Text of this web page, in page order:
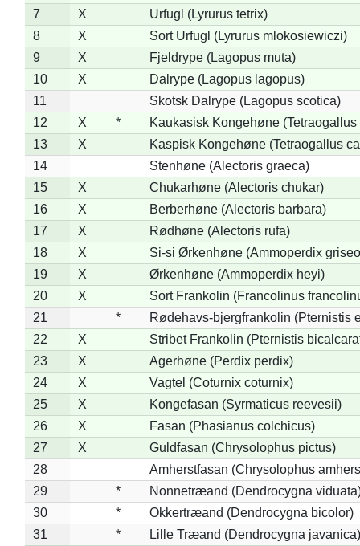
7
X
Urfugl (Lyrurus tetrix)
8
X
Sort Urfugl (Lyrurus mlokosiewiczi)
9
X
Fjeldrype (Lagopus muta)
10
X
Dalrype (Lagopus lagopus)
11
Skotsk Dalrype (Lagopus scotica)
12
X *
Kaukasisk Kongehøne
13
X
Kaspisk Kongehøne (Tetraogallus
14
Stenhøne (Alectoris graeca)
15
X
Chukarhøne (Alectoris chukar)
16
X
Berberhøne (Alectoris barbara)
17
X
Rødhøne (Alectoris rufa)
18
X
Si-si Ørkenhøne (Ammoperdix
19
X
Ørkenhøne (Ammoperdix heyi)
20
X
Sort Frankolin (Francolinus
21
*
Rødehavs-bjergfrankolin (Pternistis
22
X
Stribet Frankolin (Pternistis
23
X
Agerhøne (Perdix perdix)
24
X
Vagtel (Coturnix coturnix)
25
X
Kongefasan (Syrmaticus reevesii)
26
X
Fasan (Phasianus colchicus)
27
X
Guldfasan (Chrysolophus pictus)
28
Amherstfasan (Chrysolophus
29
*
Nonnetræand (Dendrocygna
30
*
Okkertræand (Dendrocygna bicolor)
31
*
Lille Træand (Dendrocygna javanica)